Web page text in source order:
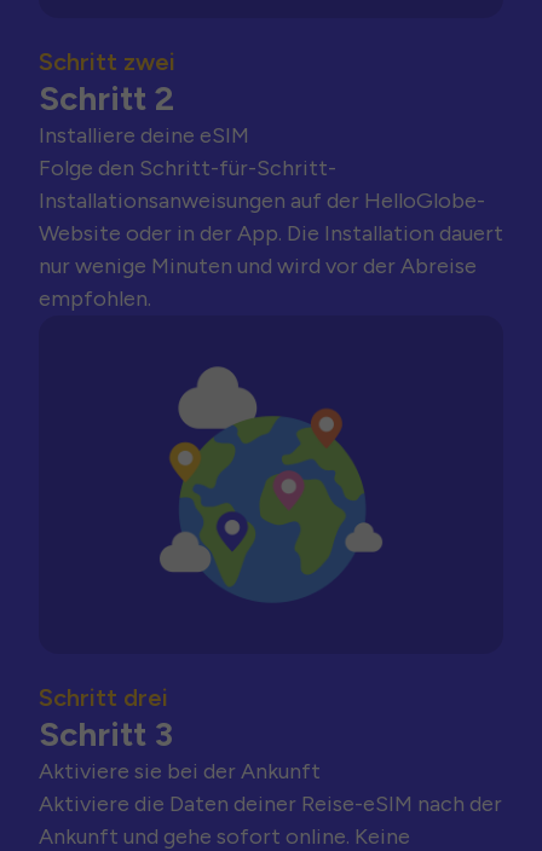
Schritt zwei
Schritt 2
Installiere deine eSIM
Folge den Schritt-für-Schritt-
Installationsanweisungen auf der HelloGlobe-
Website oder in der App. Die Installation dauert
nur wenige Minuten und wird vor der Abreise
empfohlen.
Schritt drei
Schritt 3
Aktiviere sie bei der Ankunft
Aktiviere die Daten deiner Reise-eSIM nach der
Ankunft und gehe sofort online. Keine